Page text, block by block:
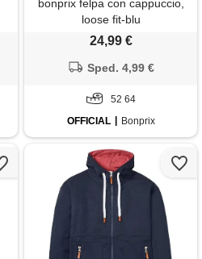
bonprix felpa con cappuccio,
loose fit-blu
24,99 €
Sped. 4,99 €
52 64
OFFICIAL
Bonprix